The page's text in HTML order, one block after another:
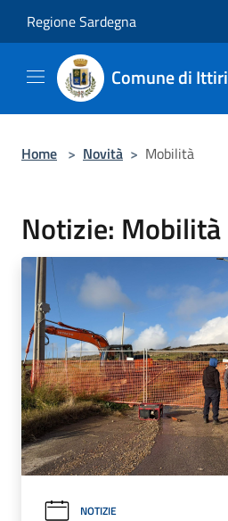
Regione Sardegna
Comune di Ittiri
Home > Novità > Mobilità
Notizie: Mobilità
NOTIZIE